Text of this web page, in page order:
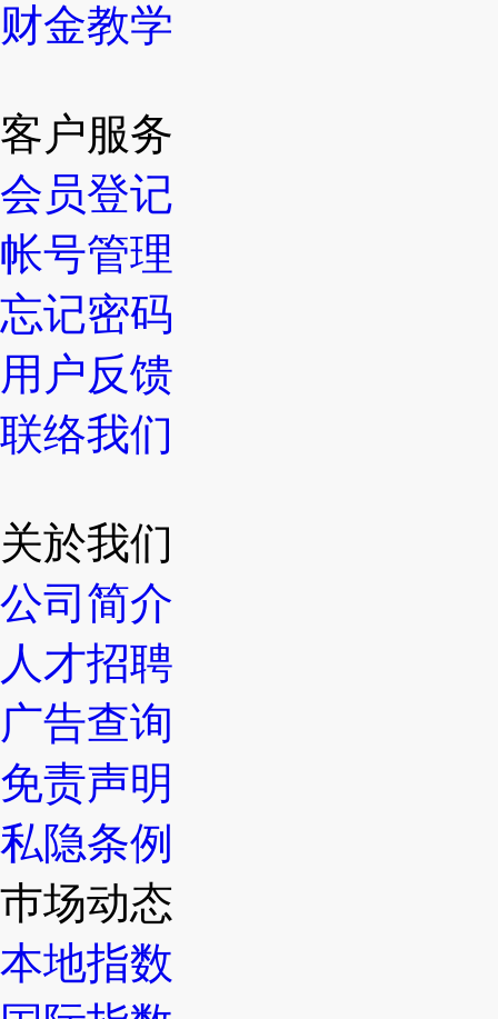
财金教学
客户服务
会员登记
帐号管理
忘记密码
用户反馈
联络我们
关於我们
公司简介
人才招聘
广告查询
免责声明
私隐条例
巿场动态
本地指数